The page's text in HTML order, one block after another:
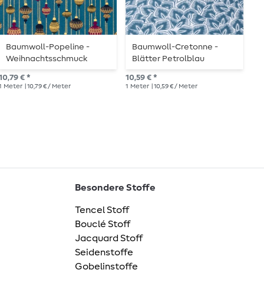
Baumwoll-Popeline -
Weihnachtsschmuck
Petrolblau Gold
€ *
Meter | 10,79 € / Meter
Baumwoll-Cretonne -
Blätter Petrolblau
10,59 € *
1 Meter | 10,59 € / Meter
Besondere Stoffe
Tencel Stoff
Bouclé Stoff
Jacquard Stoff
Seidenstoffe
Gobelinstoffe